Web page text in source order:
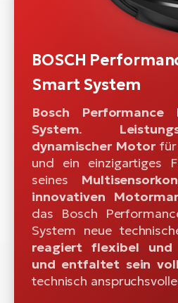
BOSCH
Smart System
Bosch
System.
dynamischer Motorfür
und ein einzigartiges
seines
innovativen
das Bosch
System neue
reagiert flexibel und
und entfaltet sein
technisch